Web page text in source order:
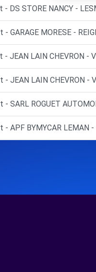
- DS STORE NANCY -
GARAGE MORESE -
- JEAN LAIN CHEVRON -
- JEAN LAIN CHEVRON -
- SARL ROGUET
- APF BYMYCAR LEMAN